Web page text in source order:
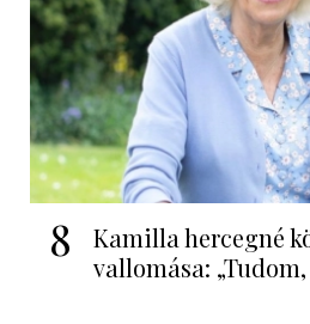
8
Kamilla hercegné
vallomása: